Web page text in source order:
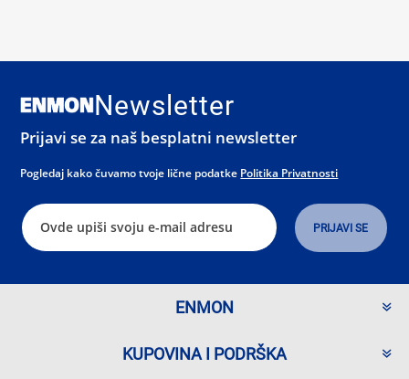
Newsletter
Prijavi se za naš besplatni newsletter
Pogledaj kako čuvamo tvoje lične podatke Politika Privatnosti
ENMON
KUPOVINA I PODRŠKA